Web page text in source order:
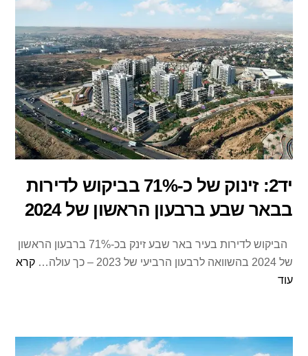
יד2: זינוק של כ-71% בביקוש לדירות
בבאר שבע ברבעון הראשון של 2024
הביקוש לדירות בעיר באר שבע זינק בכ-71% ברבעון הראשון
של 2024 בהשוואה לרבעון הרביעי של 2023 – כך עולה…
קרא
עוד